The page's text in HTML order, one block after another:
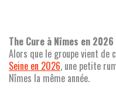
The Cure à Nîmes en 2026
Alors que le groupe vient de
Seine en 2026, une petite
Nîmes la même année.